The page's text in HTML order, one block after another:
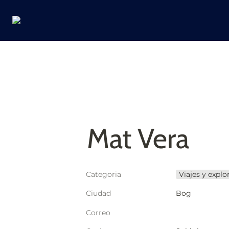
Mat Vera
Categoria Viajes y
Ciudad Bog
Correo